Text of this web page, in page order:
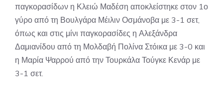
παγκορασίδων η Κλειώ Μαδέση αποκλείστηκε στον 1ο
γύρο από τη Βουλγάρα Μέιλιν Οσμάνοβα με 3-1 σετ,
όπως και στις μίνι παγκορασίδες η Αλεξάνδρα
Δαμιανίδου από τη Μολδαβή Πολίνα Στόικα με 3-0 και
η Μαρία Ψαρρού από την Τουρκάλα Τούγκε Κενάρ με
3-1 σετ.